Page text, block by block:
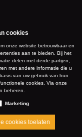
cookies
onze website betrouwbaar en
aan te bieden. Bij het
delen met derde partijen,
met andere informatie die u
van uw gebruik van hun
cookies. Via onze
beheren.
Marketing
cookies toelaten